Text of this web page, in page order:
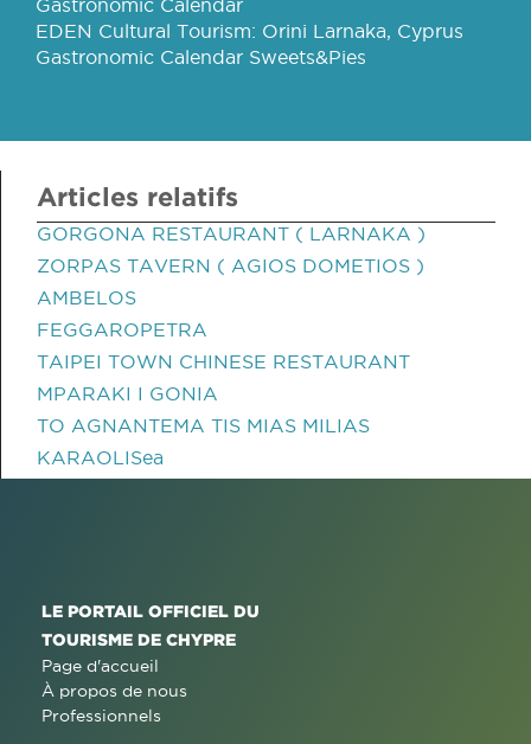
Gastronomic Calendar
EDEN Cultural Tourism: Orini Larnaka, Cyprus
Gastronomic Calendar Sweets&Pies
Articles relatifs
GORGONA RESTAURANT ( LARNAKA )
ZORPAS TAVERN ( AGIOS DOMETIOS )
AMBELOS
FEGGAROPETRA
TAIPEI TOWN CHINESE RESTAURANT
MPARAKI I GONIA
TO AGNANTEMA TIS MIAS MILIAS
KARAOLISea
LE PORTAIL OFFICIEL DU
TOURISME DE CHYPRE
Page d'accueil
À propos de nous
Professionnels